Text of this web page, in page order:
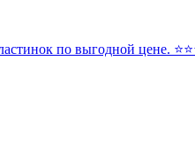
по выгодной цене.